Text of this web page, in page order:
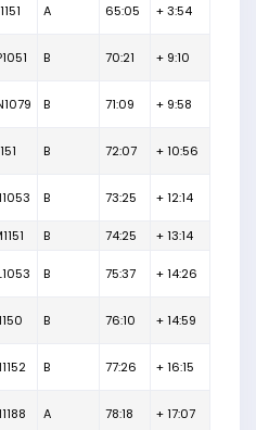
A 65:05 + 3:54
B 70:21 + 9:10
B 71:09 + 9:58
B 72:07 + 10:56
B 73:25 + 12:14
B 74:25 + 13:14
B 75:37 + 14:26
B 76:10 + 14:59
B 77:26 + 16:15
A 78:18 + 17:07